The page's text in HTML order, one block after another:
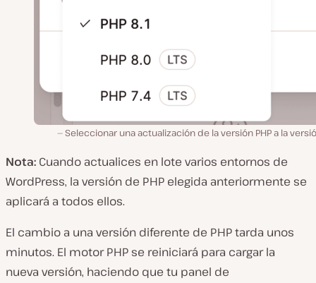
Seleccionar una actualización de la versión PHP a la
Nota: Cuando actualices en lote varios entornos de
WordPress, la versión de PHP elegida anteriormente se
aplicará a todos ellos.
El cambio a una versión diferente de PHP tarda unos
minutos. El motor PHP se reiniciará para cargar la
nueva versión, haciendo que tu panel de